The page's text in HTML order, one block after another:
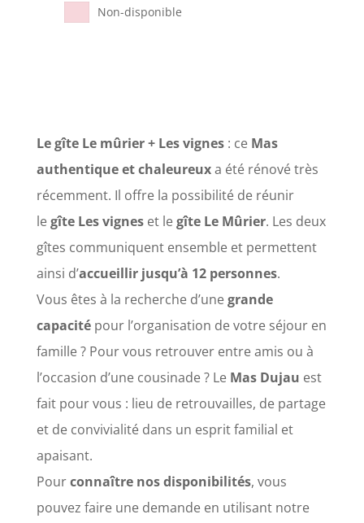
Non-disponible
Le gîte Le mûrier + Les vignes: ce Mas
authentique et chaleureuxa été rénové très
récemment. Il offre la possibilité de réunir
legîte Les vignes et legîte Le Mûrier. Les deux
gîtes communiquent ensemble et permettent
ainsi d’accueillir jusqu’à 12 personnes.
Vous êtes à la recherche d’unegrande
capacitépour l’organisation de votre séjour en
famille ? Pour vous retrouver entre amis ou à
l’occasion d’une cousinade ? Le Mas Dujau est
fait pour vous : lieu de retrouvailles, de partage
et de convivialité dans un esprit familial et
apaisant.
Pourconnaître nos disponibilités, vous
pouvez faire une demande en utilisant notre